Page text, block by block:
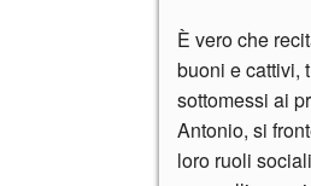
È vero che
buoni e cattivi,
sottomessi ai
Antonio, si
loro ruoli